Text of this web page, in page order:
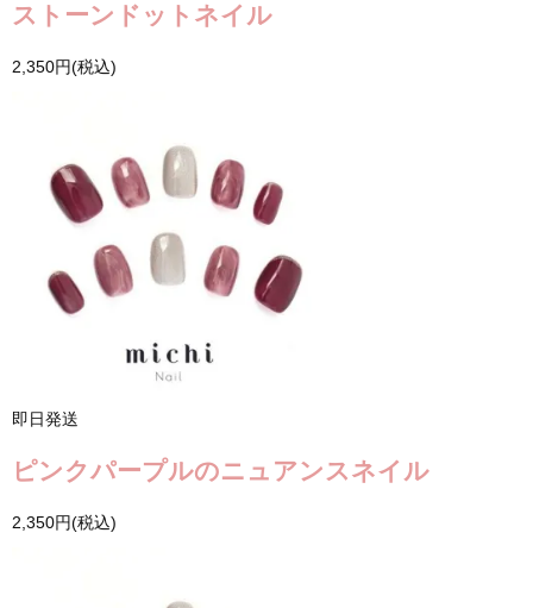
ストーンドットネイル
2,350円(税込)
即日発送
ピンクパープルのニュアンスネイル
2,350円(税込)